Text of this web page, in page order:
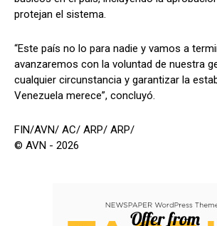
protejan el sistema.
“Este país no lo para nadie y vamos a
avanzaremos con la voluntad de nuestra
cualquier circunstancia y garantizar la
Venezuela merece”, concluyó.
FIN/AVN/ AC/ ARP/ ARP/
© AVN - 2026